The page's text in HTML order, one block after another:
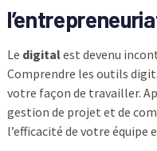
Le digitalest devenu
Comprendre les outils
votre façon de travailler.
gestion de projet et de
l’efficacité de votre